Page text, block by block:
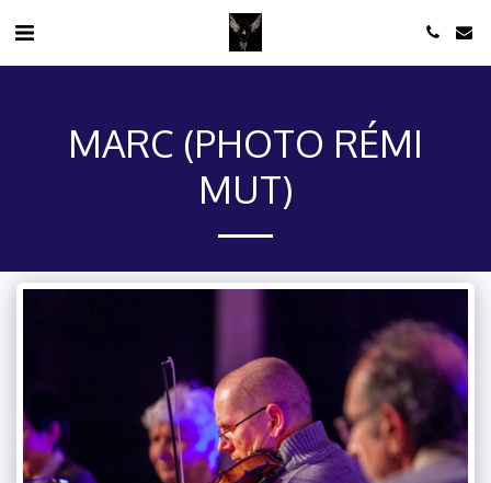
MARC (PHOTO RÉMI
MUT)